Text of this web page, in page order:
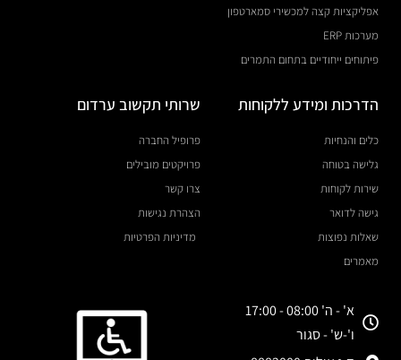
אפליקציות קצה למכשירי סמארטפון
מערכות ERP
פיתוחים ייחודיים בתחום התמרים
הדרכות ומידע ללקוחות
כלים והנחיות
גלישה בטוחה
שירות לקוחות
גישה לדואר
שאלות נפוצות
מאמרים
שרותי תקשוב ערדום
פרופיל החברה
פרויקטים מובילים
צרו קשר
הצהרת נגישות
מדיניות הפרטיות
א' - ה' 08:00 - 17:00
ו'-ש' - סגור